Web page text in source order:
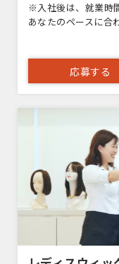
※入社後は、就業時
あなたのペースに合
応募する